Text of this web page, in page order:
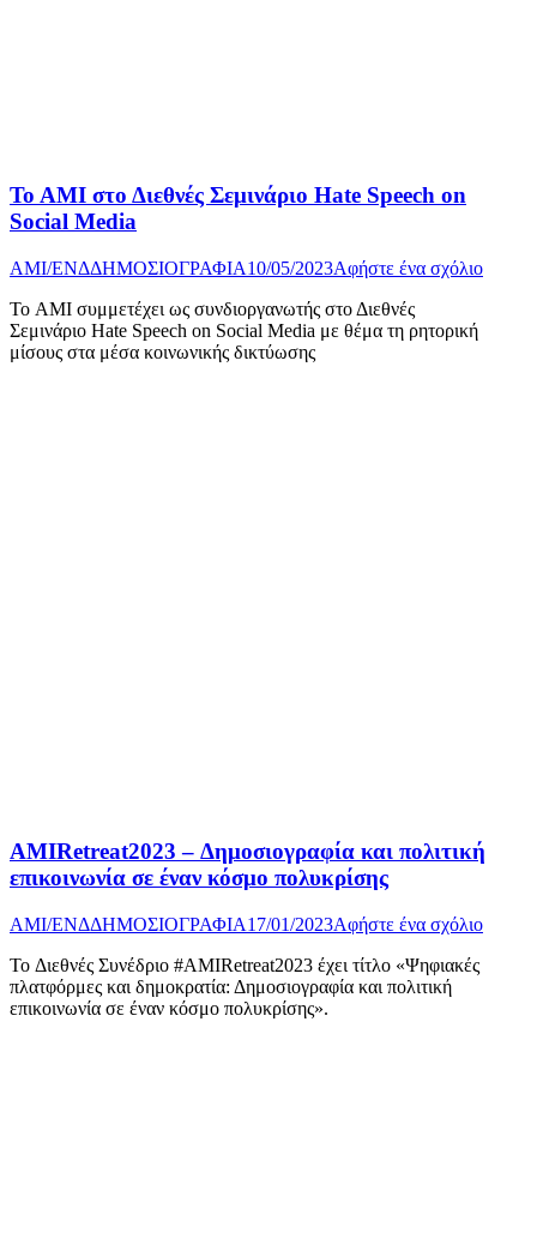
Το ΑΜΙ στο Διεθνές Σεμινάριο Hate Speech on
Social Media
AMI/ΕΝΔΔΗΜΟΣΙΟΓΡΑΦΙΑ10/05/2023Αφήστε ένα σχόλιο
Το ΑΜΙ συμμετέχει ως συνδιοργανωτής στο Διεθνές
Σεμινάριο Hate Speech on Social Media με θέμα τη ρητορική
μίσους στα μέσα κοινωνικής δικτύωσης
AMIRetreat2023 – Δημοσιογραφία και πολιτική
επικοινωνία σε έναν κόσμο πολυκρίσης
AMI/ΕΝΔΔΗΜΟΣΙΟΓΡΑΦΙΑ17/01/2023Αφήστε ένα σχόλιο
Το Διεθνές Συνέδριο #AMIRetreat2023 έχει τίτλο «Ψηφιακές
πλατφόρμες και δημοκρατία: Δημοσιογραφία και πολιτική
επικοινωνία σε έναν κόσμο πολυκρίσης».